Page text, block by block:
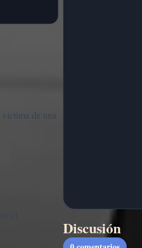
de una
el
Discusión